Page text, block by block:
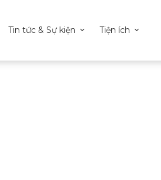
Tin tức & Sự kiện Tiện ích